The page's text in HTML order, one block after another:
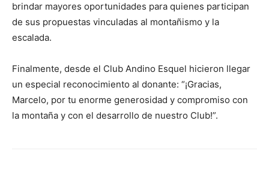
brindar mayores oportunidades para quienes participan
de sus propuestas vinculadas al montañismo y la
escalada.
Finalmente, desde el Club Andino Esquel hicieron llegar
un especial reconocimiento al donante: “¡Gracias,
Marcelo, por tu enorme generosidad y compromiso con
la montaña y con el desarrollo de nuestro Club!”.